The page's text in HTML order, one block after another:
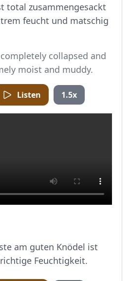
total zusammengesackt
feucht und matschig
collapsed and
moist and muddy.
Listen 1.5x
am guten Knödel ist
Feuchtigkeit.